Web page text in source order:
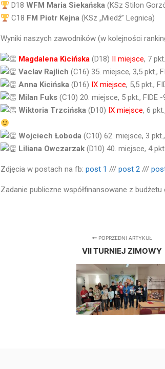
D18WFM Maria Siekańska (KSz Stilon
C18 FM Piotr Kejna (KSz „Miedź” Legnica)
Wyniki naszych zawodników (w kolejności
Magdalena Kicińska (D18) II miejsce, 7
Vaclav Rajlich (C16) 35. miejsce, 3,5 pkt.,
Anna Kicińska (D16) IX miejsce, 5,5 pkt.,
Milan Fuks (C10) 20. miejsce, 5 pkt.,
Wiktoria Trzcińska (D10) IX miejsce, 6
Wojciech Łoboda (C10) 62. miejsce, 3
Liliana Owczarzak (D10) 40. miejsce, 4
Zdjęcia w postach na fb: post 1 /// post 2 ///
Zadanie publiczne współfinansowane z
POPRZEDNI ARTYKUŁ
VII TURNIEJ ZIMOWY